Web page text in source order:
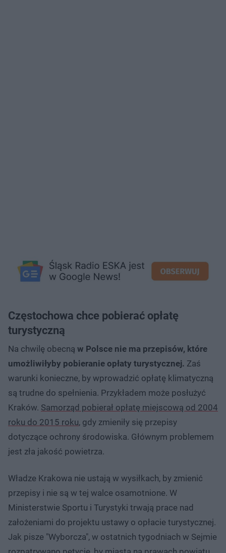
Częstochowa chce pobierać opłatę
turystyczną
Na chwilę obecną w Polsce nie ma przepisów, które
umożliwiłyby pobieranie opłaty turystycznej. Zaś
warunki konieczne, by wprowadzić opłatę klimatyczną
są trudne do spełnienia. Przykładem może posłużyć
Kraków. Samorząd pobierał opłatę miejscową od 2004
roku do 2015 roku, gdy zmieniły się przepisy
dotyczące ochrony środowiska. Głównym problemem
jest zła jakość powietrza.
Władze Krakowa nie ustają w wysiłkach, by zmienić
przepisy i nie są w tej walce osamotnione. W
Ministerstwie Sportu i Turystyki trwają prace nad
założeniami do projektu ustawy o opłacie turystycznej.
Jak pisze "Wyborcza", w ostatnich tygodniach w Sejmie